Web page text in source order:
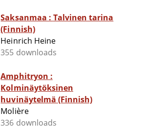
Saksanmaa : Talvinen tarina
(Finnish)
Heinrich Heine
355 downloads
Amphitryon :
Kolminäytöksinen
huvinäytelmä (Finnish)
Molière
336 downloads